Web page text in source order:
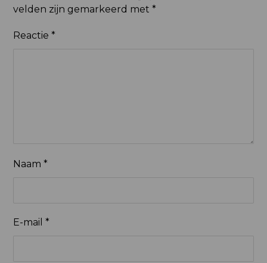
velden zijn gemarkeerd met*
Reactie*
Naam*
E-mail*